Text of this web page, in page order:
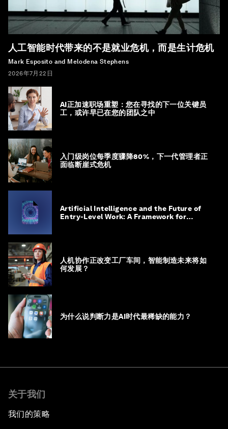
人工智能时代带来的不是就业危机，而是生计危机
Mark Esposito and Melodena Stephens
2026年7月22日
AI正加速职场重塑：您在寻找的下一位关键员
工，或许早已在您的团队之中
入门级岗位每季度骤降80%，下一代管理者正
面临断崖式危机
Artificial Intelligence and the Future of
Entry-Level Work: A Framework for
人机协作正改变工厂车间，智能制造未来将如
何发展？
为什么说判断力是AI时代最稀缺的能力？
关于我们
我们的策略